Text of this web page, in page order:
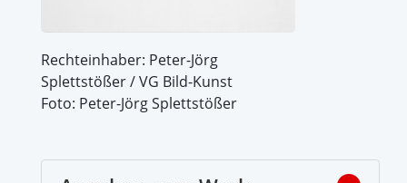
Rechteinhaber: Peter-Jörg
Splettstößer / VG Bild-Kunst
Foto: Peter-Jörg Splettstößer